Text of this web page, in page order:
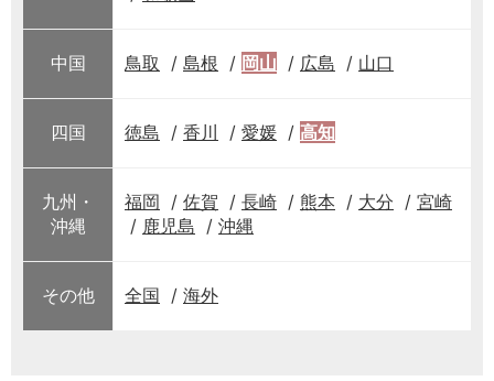
中国 鳥取 島根 岡山 広島 山口
四国 徳島 香川 愛媛 高知
九州・
沖縄
福岡 佐賀 長崎 熊本 大分
宮崎
鹿児島
沖縄
その他 全国 海外